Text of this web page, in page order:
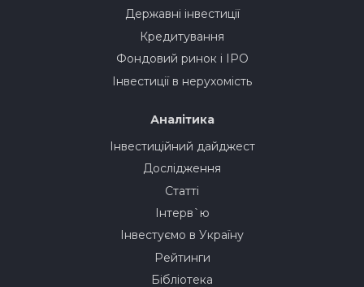
Державні інвестиції
Кредитування
Фондовий ринок і IPO
Інвестиції в нерухомість
Аналітика
Інвестиційний дайджест
Дослідження
Статті
Інтерв`ю
Інвестуємо в Україну
Рейтинги
Бібліотека